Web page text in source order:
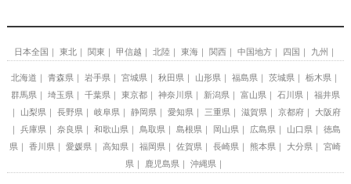
日本全国 東北 関東 甲信越 北陸 東海 関西 中国地方 四国 九州
北海道 青森県 岩手県 宮城県 秋田県 山形県 福島県 茨城県
栃木県
群馬県
埼玉県 千葉県 東京都 神奈川県 新潟県 富山県 石川県
福井県
山梨県
長野県 岐阜県 静岡県 愛知県 三重県 滋賀県 京都府
大阪府
兵庫県
奈良県 和歌山県 鳥取県 島根県 岡山県 広島県 山口県
徳島
県
香川県 愛媛県 高知県 福岡県 佐賀県 長崎県 熊本県 大分県
宮崎
県
鹿児島県 沖縄県